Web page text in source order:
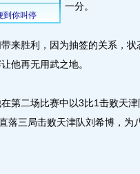
一分。
胜利，因为抽签的关系，状
他再无用武之地。
二场比赛中以3比1击败天津
落三局击败天津队刘希博，为